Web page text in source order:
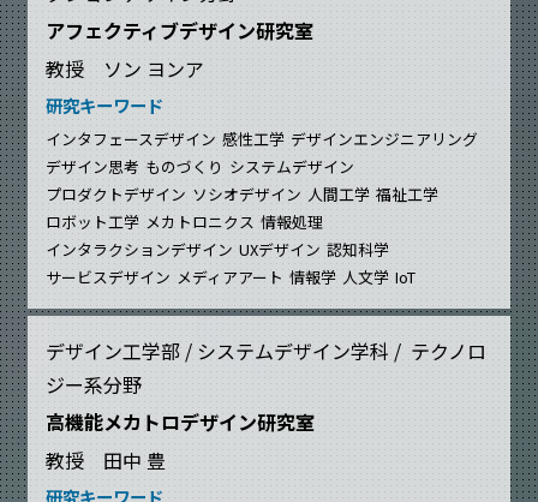
アフェクティブデザイン研究室
教授 ソン ヨンア
研究キーワード
インタフェースデザイン 感性工学 デザインエンジニアリング
デザイン思考 ものづくり システムデザイン
プロダクトデザイン ソシオデザイン 人間工学 福祉工学
ロボット工学 メカトロニクス 情報処理
インタラクションデザイン UXデザイン 認知科学
サービスデザイン メディアアート 情報学 人文学 IoT
デザイン工学部 / システムデザイン学科 / テクノロ
ジー系分野
高機能メカトロデザイン研究室
教授 田中 豊
研究キーワード